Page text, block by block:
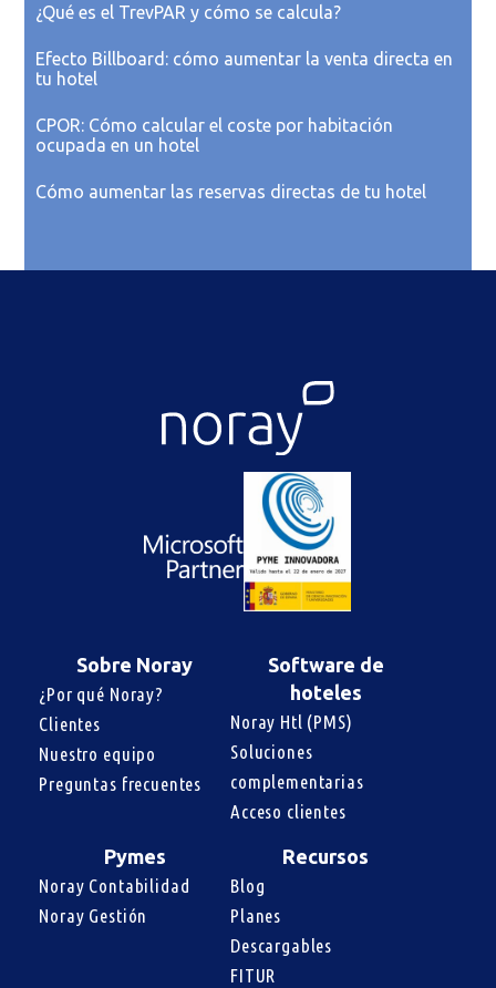
¿Qué es el TrevPAR y cómo se calcula?
Efecto Billboard: cómo aumentar la venta directa en
tu hotel
CPOR: Cómo calcular el coste por habitación
ocupada en un hotel
Cómo aumentar las reservas directas de tu hotel
Sobre Noray
¿Por qué Noray?
Clientes
Nuestro equipo
Preguntas frecuentes
Software de
hoteles
Noray Htl (PMS)
Soluciones
complementarias
Acceso clientes
Pymes
Noray Contabilidad
Noray Gestión
Recursos
Blog
Planes
Descargables
FITUR